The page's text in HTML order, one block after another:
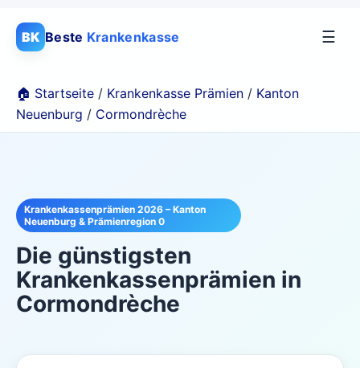
BK Beste Krankenkasse ☰
🏠 Startseite / Krankenkasse Prämien / Kanton
Neuenburg / Cormondrèche
Krankenkassenprämien 2026 – Kanton
Neuenburg & Prämienregion 0
Die günstigsten
Krankenkassenprämien in
Cormondrèche